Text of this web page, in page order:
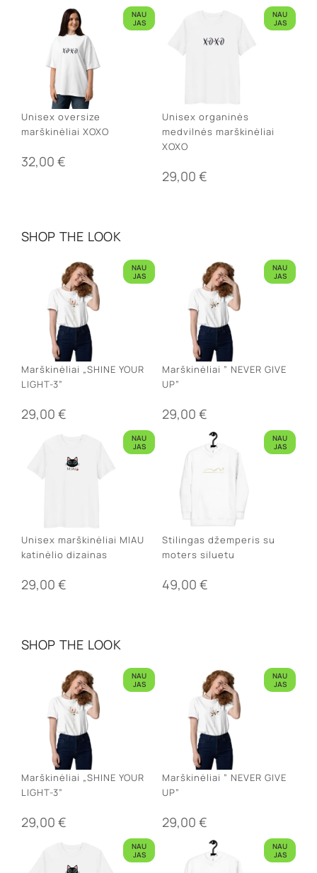
NAU
JAS
Unisex oversize
marškinėliai XOXO
32,00 €
NAU
JAS
Unisex organinės
medvilnės marškinėliai
XOXO
29,00 €
SHOP THE LOOK
NAU
JAS
Marškinėliai „SHINE YOUR
LIGHT-3”
29,00 €
NAU
JAS
Marškinėliai ” NEVER GIVE
UP”
29,00 €
NAU
JAS
Unisex marškinėliai MIAU
katinėlio dizainas
29,00 €
NAU
JAS
Stilingas džemperis su
moters siluetu
49,00 €
SHOP THE LOOK
NAU
JAS
Marškinėliai „SHINE YOUR
LIGHT-3”
29,00 €
NAU
JAS
Marškinėliai ” NEVER GIVE
UP”
29,00 €
NAU
JAS
NAU
JAS